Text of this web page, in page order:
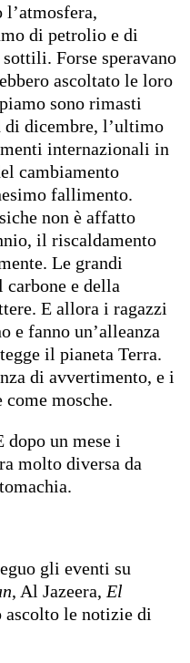
l’atmosfera,
di petrolio e di
Forse speravano
ascoltato le loro
sono rimasti
dicembre, l’ultimo
internazionali in
cambiamento
fallimento.
non è affatto
il riscaldamento
Le grandi
e della
E allora i ragazzi
e fanno un’alleanza
il pianeta Terra.
di avvertimento, e i
mosche.
un mese i
molto diversa da
gli eventi su
, Al Jazeera, El
ascolto le notizie di